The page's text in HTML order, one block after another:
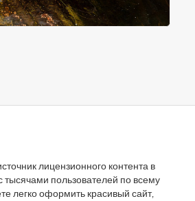
лицензионного контента в
тысячами пользователей по всему
легко оформить красивый сайт,